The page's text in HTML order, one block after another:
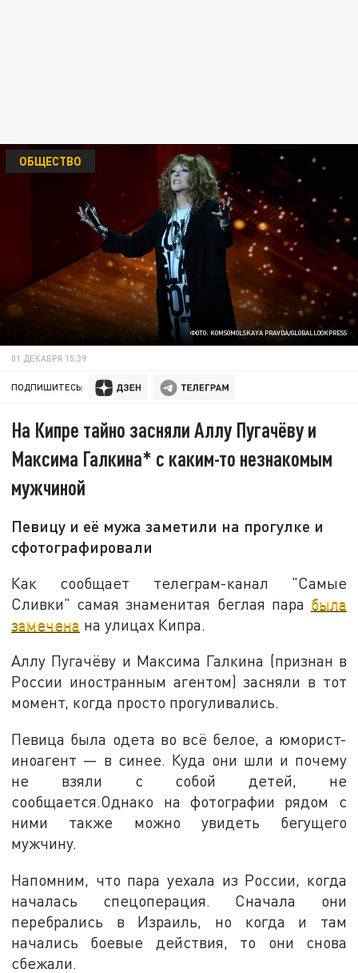
ФОТО: KOMSOMOLSKAYA PRAVDA/GLOBALLOOKPRESS
ОБЩЕСТВО
01 ДЕКАБРЯ 15:39
ПОДПИШИТЕСЬ:
На Кипре тайно засняли Аллу Пугачёву и
Максима Галкина* с каким-то незнакомым
мужчиной
Певицу и её мужа заметили на прогулке и
сфотографировали
Как сообщает телеграм-канал "Самые
Сливки" самая знаменитая беглая пара была
замечена на улицах Кипра.
Аллу Пугачёву и Максима Галкина (признан в
России иностранным агентом) засняли в тот
момент, когда просто прогуливались.
Певица была одета во всё белое, а юморист-
иноагент — в синее. Куда они шли и почему
не взяли с собой детей, не
сообщается.Однако на фотографии рядом с
ними также можно увидеть бегущего
мужчину.
Напомним, что пара уехала из России, когда
началась спецоперация. Сначала они
перебрались в Израиль, но когда и там
начались боевые действия, то они снова
сбежали.